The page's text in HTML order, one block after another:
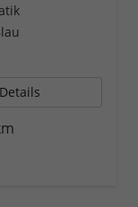
Details